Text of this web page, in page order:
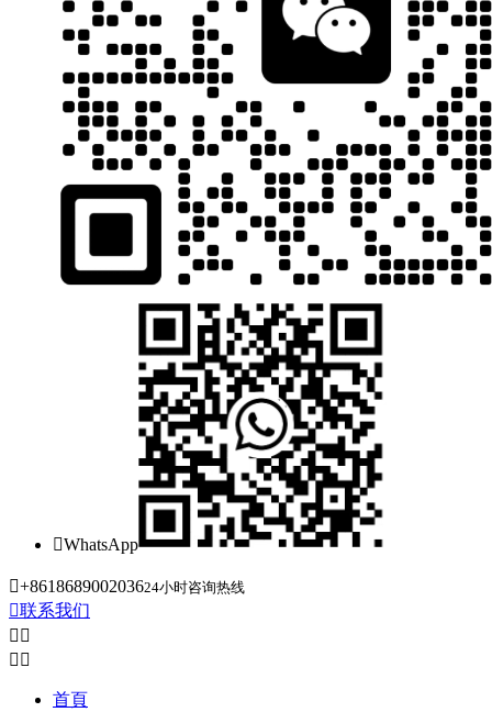
WhatsApp
+861868900203624小时咨询热线
联系我们
 
 
首頁